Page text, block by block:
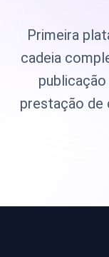
Primeira
cadeia
prestação de